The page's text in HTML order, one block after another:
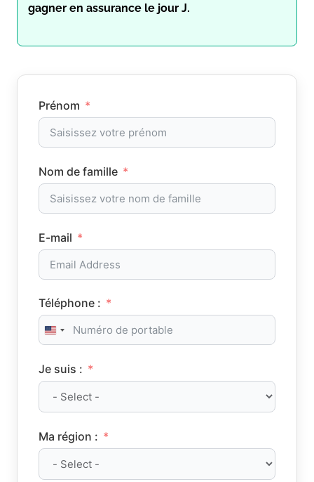
gagner en assurance le jour J.
Prénom
Nom de famille
E-mail
Téléphone :
United States +1
Je suis :
Ma région :